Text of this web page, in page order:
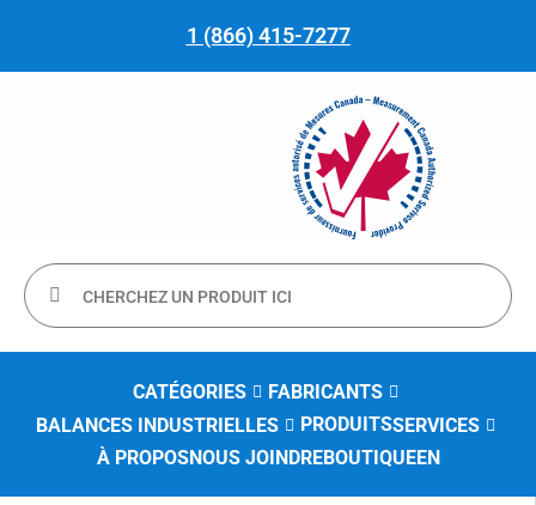
1 (866) 415-7277
CATÉGORIES
FABRICANTS
BALANCES INDUSTRIELLES
PRODUITSSERVICES
À PROPOSNOUS JOINDREBOUTIQUEEN